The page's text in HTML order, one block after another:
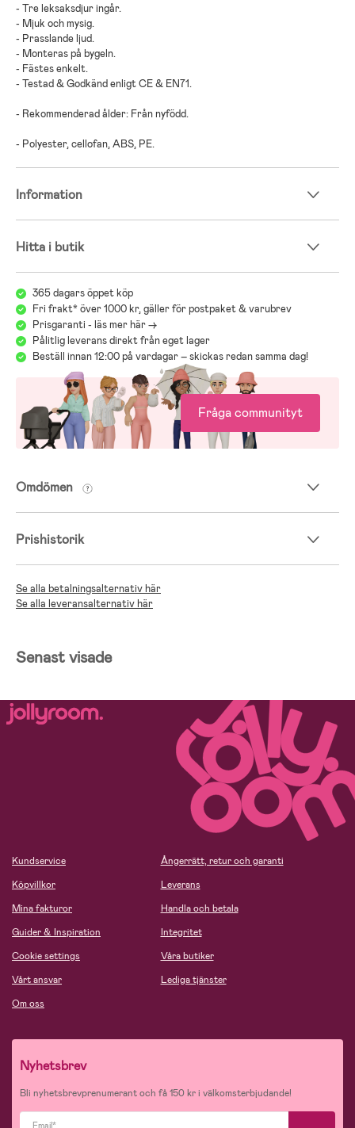
- Tre leksaksdjur ingår.
- Mjuk och mysig.
- Prasslande ljud.
- Monteras på bygeln.
- Fästes enkelt.
- Testad & Godkänd enligt CE & EN71.
- Rekommenderad ålder: Från nyfödd.
- Polyester, cellofan, ABS, PE.
Information
Hitta i butik
365 dagars öppet köp
Fri frakt* över 1000 kr, gäller för postpaket & varubrev
Prisgaranti - läs mer här ->
Pålitlig leverans direkt från eget lager
Beställ innan 12:00 på vardagar – skickas redan samma dag!
Fråga communityt
Omdömen
Prishistorik
Se alla betalningsalternativ här
Se alla leveransalternativ här
Senast visade
Kundservice
Köpvillkor
Mina fakturor
Guider & Inspiration
Cookie settings
Vårt ansvar
Om oss
Ångerrätt, retur och garanti
Leverans
Handla och betala
Integritet
Våra butiker
Lediga tjänster
Nyhetsbrev
Bli nyhetsbrevprenumerant och få 150 kr i välkomsterbjudande!